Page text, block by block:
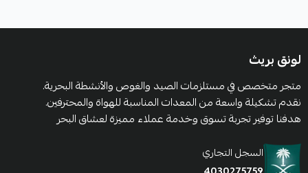
لونق بريث
متجر متخصص في مستلزمات الصيد والغوص والأنشطة البحرية.
نقدم تشكيلة واسعة من المعدات المناسبة للهواة والمحترفين.
هدفنا توفير تجربة تسوق وخدمة عملاء مميزة لعشاق البحر
السجل التجاري